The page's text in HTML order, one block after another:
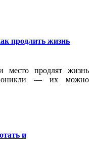
продлить жизнь
место продлят жизнь
— их можно
и